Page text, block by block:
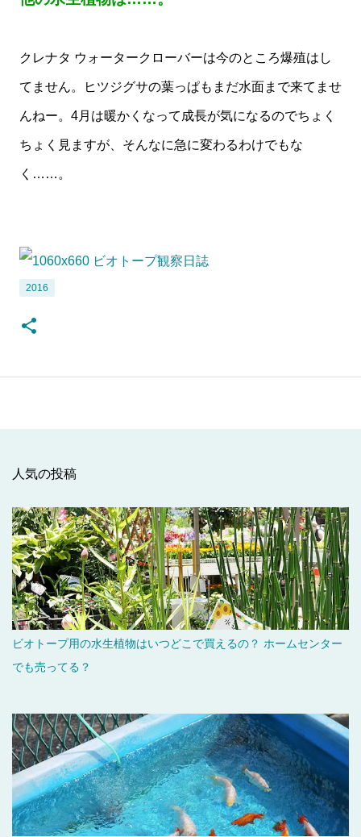
クレナタ ウォータークローバーは今のところ爆殖はし
てません。ヒツジグサの葉っぱもまだ水面まで来てませ
んねー。4月は暖かくなって成長が気になるのでちょく
ちょく見ますが、そんなに急に変わるわけでもな
く……。
2016
人気の投稿
ビオトープ用の水生植物はいつどこで買えるの？ ホームセンター
でも売ってる？